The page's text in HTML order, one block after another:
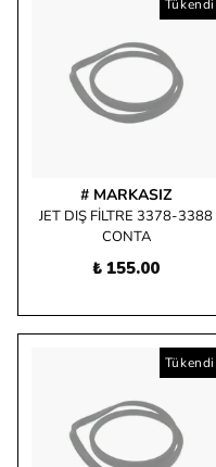
Tükendi
# MARKASIZ
JET DIŞ FİLTRE 3378-3388
CONTA
₺ 155.00
Tükendi